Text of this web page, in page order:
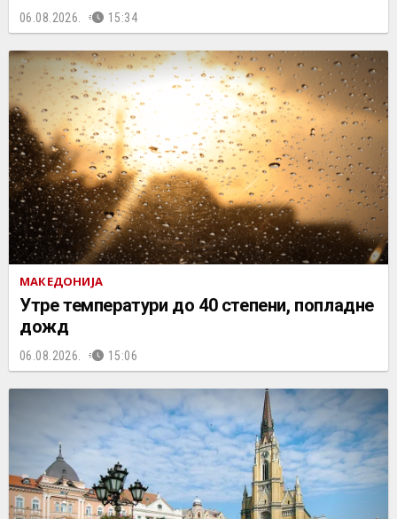
06.08.2026. 15:34
МАКЕДОНИЈА
Утре температури до 40 степени, попладне
дожд
06.08.2026. 15:06